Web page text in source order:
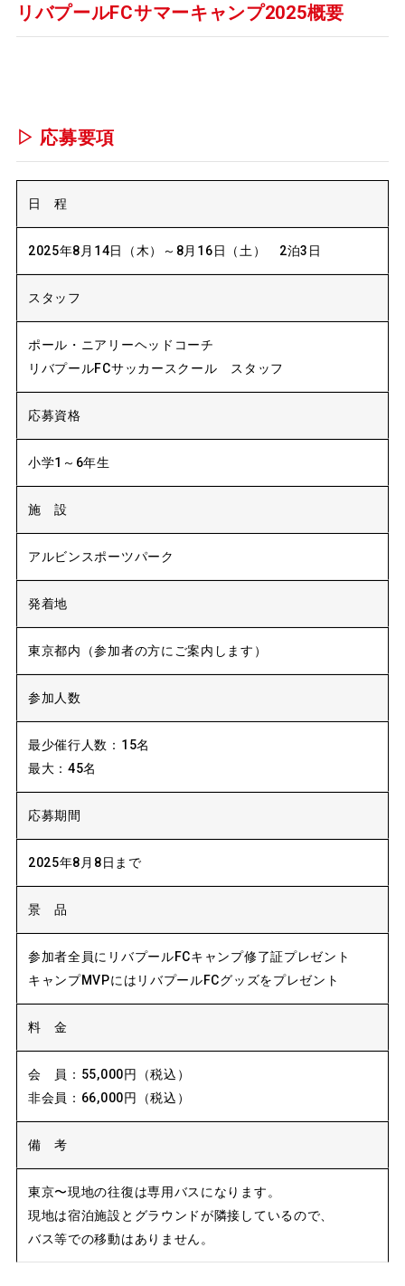
リバプールFCサマーキャンプ2025概要
▷ 応募要項
日 程
2025年8月14日（木）～8月16日（土） 2泊3日
スタッフ
ポール・ニアリーヘッドコーチ
リバプールFCサッカースクール スタッフ
応募資格
小学1～6年生
施 設
アルビンスポーツパーク
発着地
東京都内（参加者の方にご案内します）
参加人数
最少催行人数：15名
最大：45名
応募期間
2025年8月8日まで
景 品
参加者全員にリバプールFCキャンプ修了証プレゼント
キャンプMVPにはリバプールFCグッズをプレゼント
料 金
会 員：55,000円（税込）
非会員：66,000円（税込）
備 考
東京〜現地の往復は専用バスになります。
現地は宿泊施設とグラウンドが隣接しているので、
バス等での移動はありません。